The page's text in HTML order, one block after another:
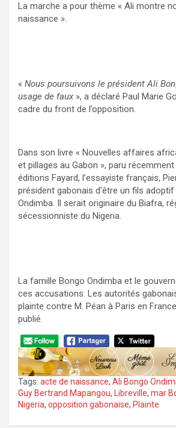
La marche a pour thème « Ali montre
naissance ».
« Nous poursuivons le président Ali
usage de faux », a déclaré Paul Marie
cadre du front de l’opposition.
Dans son livre « Nouvelles affaires
et pillages au Gabon », paru
éditions Fayard, l’essayiste français,
président gabonais d’être un fils adoptif
Ondimba. Il serait originaire du Biafra,
sécessionniste du Nigeria.
La famille Bongo Ondimba et le
ces accusations. Les autorités
plainte contre M. Péan à Paris en
publié.
Tags: acte de naissance, Ali Bongo
Guy Bertrand Mapangou, Libreville, mar
Nigeria, opposition gabonaise, Plainte